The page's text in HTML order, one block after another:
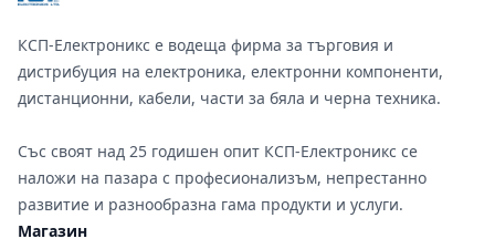
КСП-Електроникс е водеща фирма за търговия и
дистрибуция на електроника, електронни компоненти,
дистанционни, кабели, части за бяла и черна техника.
Със своят над 25 годишен опит КСП-Електроникс се
наложи на пазара с професионализъм, непрестанно
развитие и разнообразна гама продукти и услуги.
Магазин